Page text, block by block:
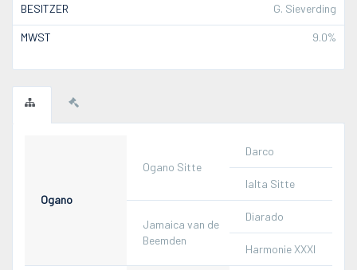
BESITZER G. Sieverding
MWST 9.0%
Ogano
Ogano Sitte
Darco
Ialta Sitte
Jamaica van de
Beemden
Diarado
Harmonie XXXI